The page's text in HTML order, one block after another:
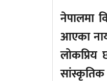
नेपालमा
आएका
लोकप्रिय